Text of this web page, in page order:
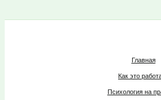
Главная
Как это
Психология на